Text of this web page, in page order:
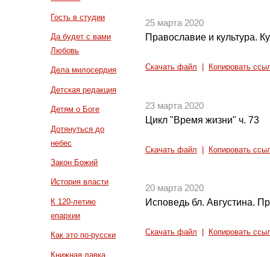
Гость в студии
Да будет с вами
Любовь
Дела милосердия
Детская редакция
Детям о Боге
Дотянуться до
небес
Закон Божий
История власти
К 120-летию
епархии
Как это по-русски
Книжная лавка
25 марта 2020
Православие и культура.
Скачать файл Копировать
23 марта 2020
Цикл "Время жизни" ч. 73
Скачать файл Копировать
20 марта 2020
Исповедь бл. Августина.
Скачать файл Копировать